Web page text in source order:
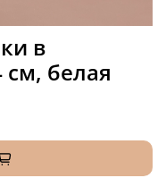
в
см, белая